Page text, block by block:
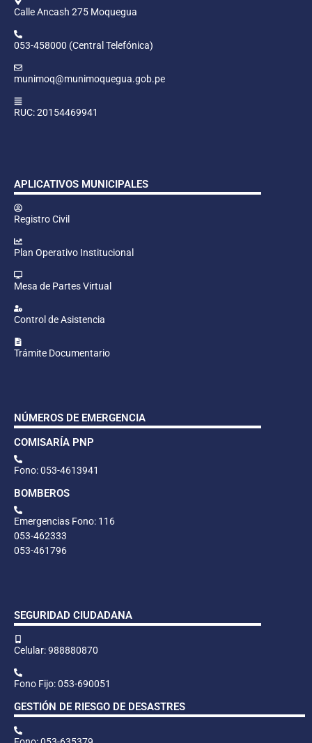
Calle Ancash 275 Moquegua
053-458000 (Central Telefónica)
munimoq@munimoquegua.gob.pe
RUC: 20154469941
APLICATIVOS MUNICIPALES
Registro Civil
Plan Operativo Institucional
Mesa de Partes Virtual
Control de Asistencia
Trámite Documentario
NÚMEROS DE EMERGENCIA
COMISARÍA PNP
Fono: 053-4613941
BOMBEROS
Emergencias Fono: 116
053-462333
053-461796
SEGURIDAD CIUDADANA
Celular: 988880870
Fono Fijo: 053-690051
GESTIÓN DE RIESGO DE DESASTRES